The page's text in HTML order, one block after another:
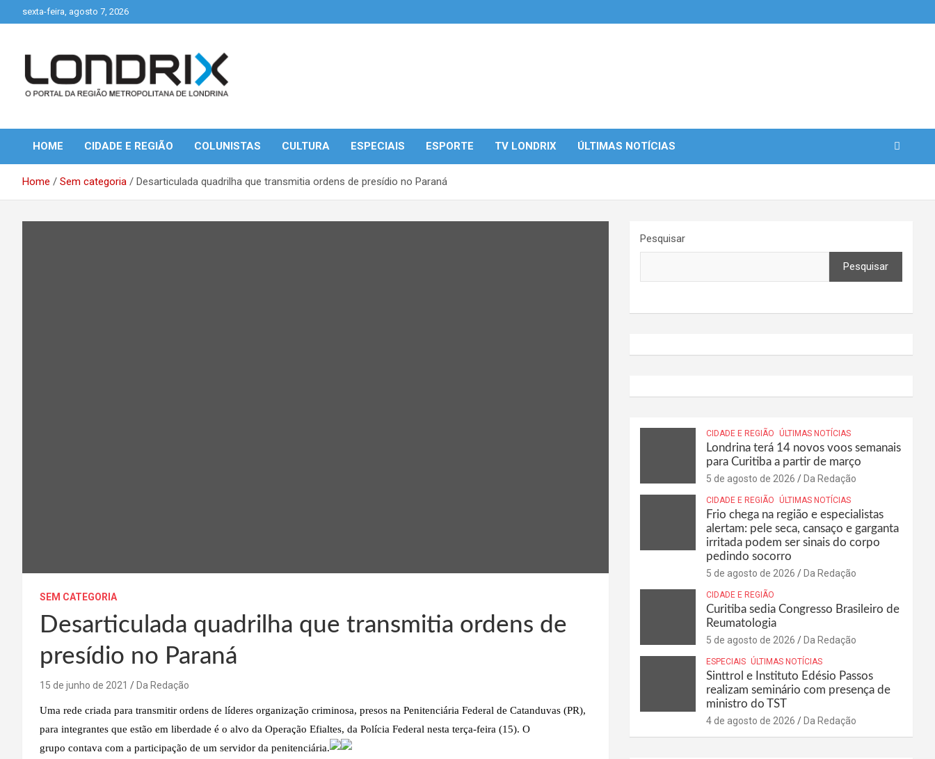
to
sexta-feira, agosto 7, 2026
Londrix
HOME CIDADE E REGIÃO COLUNISTAS CULTURA ESPECIAIS ESPORTE TV LONDRIX ÚLTIMAS NOTÍCIAS
Home Sem categoria Desarticulada quadrilha que transmitia ordens de presídio no Paraná
SEM CATEGORIA
Desarticulada quadrilha que transmitia ordens de
presídio no Paraná
15 de junho de 2021 Da Redação
Uma rede criada para transmitir ordens de líderes organização criminosa, presos na Penitenciária Federal de Catanduvas (PR),
para integrantes que estão em liberdade é o alvo da Operação Efialtes, da Polícia Federal nesta terça-feira (15). O
grupo contava com a participação de um servidor da penitenciária.
Pesquisar
Pesquisar
CIDADE E REGIÃO ÚLTIMAS NOTÍCIAS
Londrina terá 14 novos voos semanais
para Curitiba a partir de março
5 de agosto de 2026 Da Redação
CIDADE E REGIÃO ÚLTIMAS NOTÍCIAS
Frio chega na região e especialistas
alertam: pele seca, cansaço e garganta
irritada podem ser sinais do corpo
pedindo socorro
5 de agosto de 2026 Da Redação
CIDADE E REGIÃO
Curitiba sedia Congresso Brasileiro de
Reumatologia
5 de agosto de 2026 Da Redação
ESPECIAIS ÚLTIMAS NOTÍCIAS
Sinttrol e Instituto Edésio Passos
realizam seminário com presença de
ministro do TST
4 de agosto de 2026 Da Redação